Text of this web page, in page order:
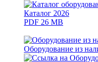
Каталог 2026
PDF 26 MB
Оборудование из